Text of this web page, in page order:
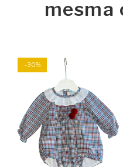
mesma
-30%